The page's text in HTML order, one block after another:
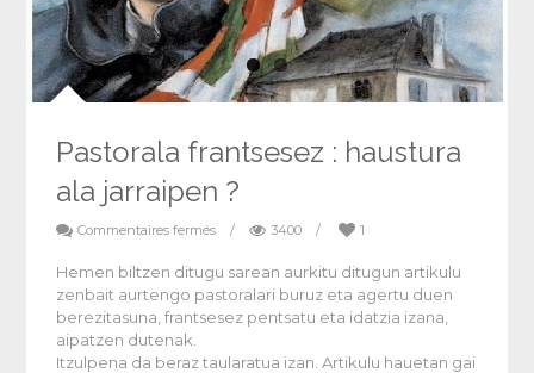
Pastorala frantsesez : haustura
ala jarraipen ?
Commentaires fermés / 3400 / 1
Hemen biltzen ditugu sarean aurkitu ditugun artikulu
zenbait aurtengo pastoralari buruz eta agertu duen
berezitasuna, frantsesez pentsatu eta idatzia izana,
aipatzen dutenak.
Itzulpena da beraz taularatua izan. Artikulu hauetan gai